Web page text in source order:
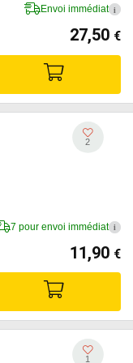
Envoi immédiat i
27,50 €
2
7 pour envoi immédiat i
11,90 €
1